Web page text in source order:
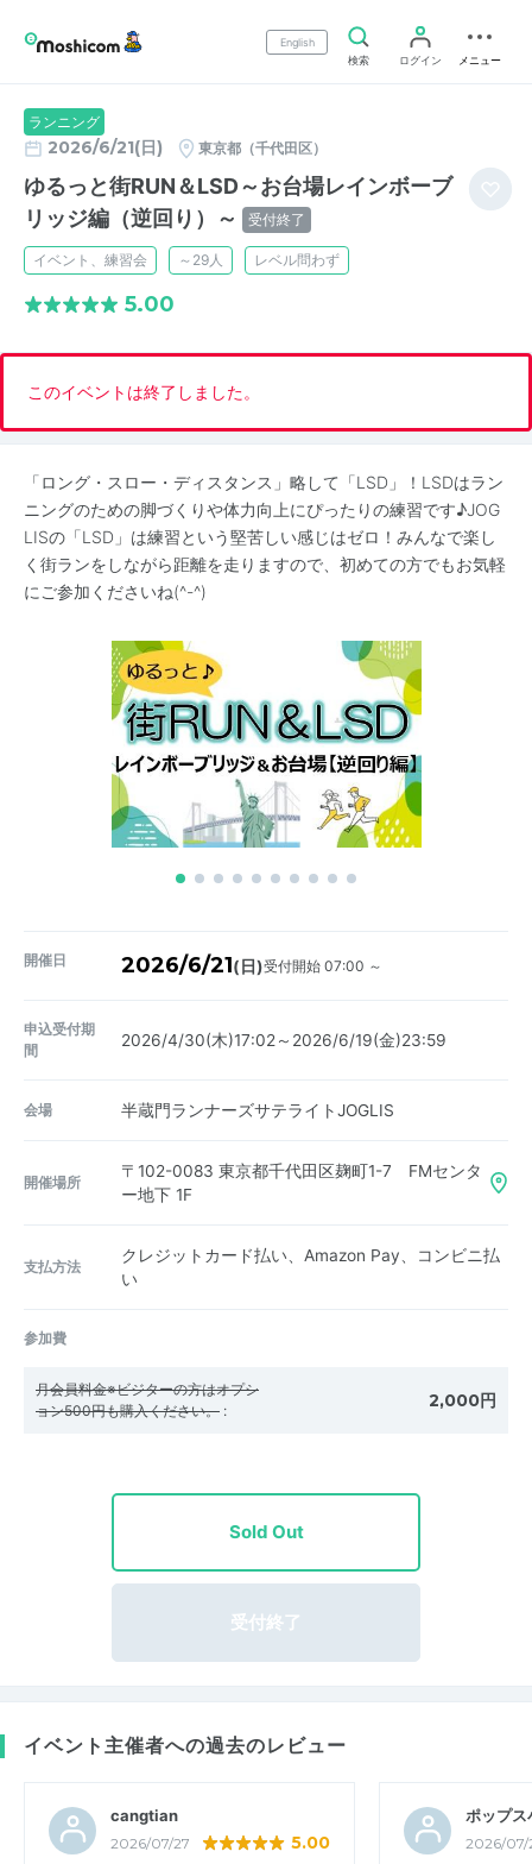
English
検索
ログイン メニュー
ランニング
2026/6/21(日) 東京都（千代田区）
ゆるっと街RUN＆LSD～お台場レインボーブ
リッジ編（逆回り）～
受付終了
イベント、練習会 ～29人 レベル問わず
5.00
このイベントは終了しました。
「ロング・スロー・ディスタンス」略して「LSD」！LSDはラン
ニングのための脚づくりや体力向上にぴったりの練習です♪JOG
LISの「LSD」は練習という堅苦しい感じはゼロ！みんなで楽し
く街ランをしながら距離を走りますので、初めての方でもお気軽
にご参加くださいね(^-^)
開催日 2026/6/21(日)受付開始 07:00 ～
申込受付期
間
2026/4/30(木)17:02～2026/6/19(金)23:59
会場 半蔵門ランナーズサテライトJOGLIS
開催場所
〒102-0083 東京都千代田区麹町1-7 FMセンタ
ー地下 1F
支払方法
クレジットカード払い、Amazon Pay、コンビニ払
い
参加費
月会員料金※ビジターの方はオプシ
ョン500円も購入ください。 : 2,000円
Sold Out
受付終了
イベント主催者への過去のレビュー
cangtian
2026/07/27 5.00
ポップス
2026/07/